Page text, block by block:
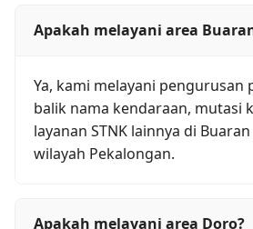
Apakah melayani area
Ya, kami melayani pengurusan
balik nama kendaraan, mutasi
layanan STNK lainnya di
wilayah Pekalongan.
Apakah melayani area Doro?